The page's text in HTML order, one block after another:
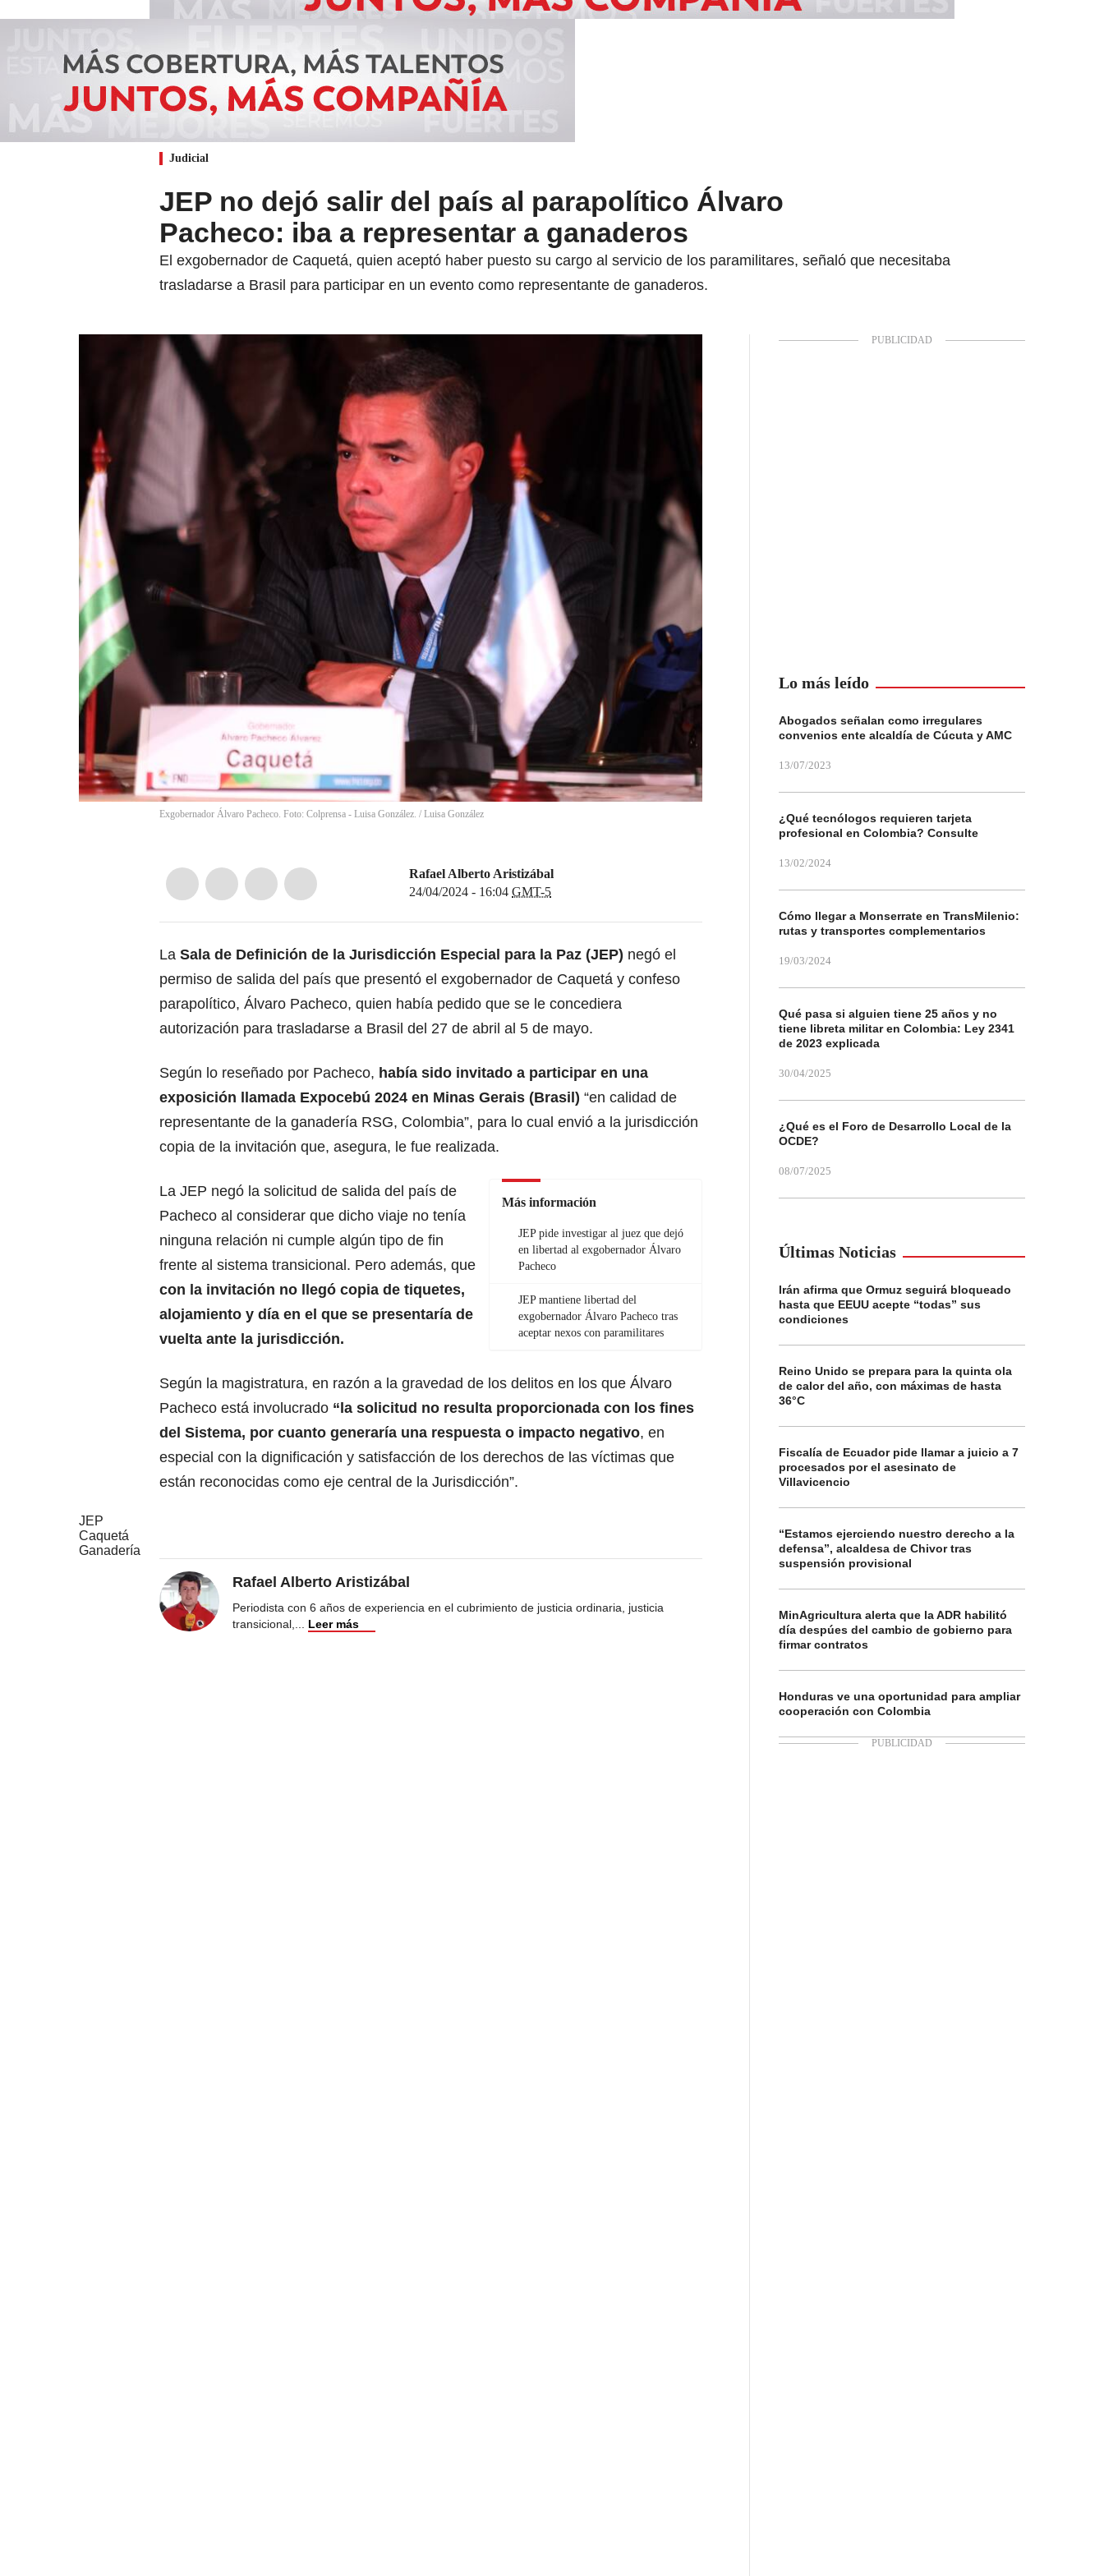
Judicial
JEP no dejó salir del país al parapolítico Álvaro
Pacheco: iba a representar a ganaderos
El exgobernador de Caquetá, quien aceptó haber puesto su cargo al servicio de los paramilitares, señaló que necesitaba
trasladarse a Brasil para participar en un evento como representante de ganaderos.
Exgobernador Álvaro Pacheco. Foto: Colprensa - Luisa González. / Luisa González
Rafael Alberto Aristizábal
24/04/2024 - 16:04 GMT-5
La Sala de Definición de la Jurisdicción Especial para la Paz (JEP) negó el
permiso de salida del país que presentó el exgobernador de Caquetá y confeso
parapolítico, Álvaro Pacheco, quien había pedido que se le concediera
autorización para trasladarse a Brasil del 27 de abril al 5 de mayo.
Según lo reseñado por Pacheco, había sido invitado a participar en una
exposición llamada Expocebú 2024 en Minas Gerais (Brasil) “en calidad de
representante de la ganadería RSG, Colombia”, para lo cual envió a la jurisdicción
copia de la invitación que, asegura, le fue realizada.
Más información
JEP pide investigar al juez que dejó
en libertad al exgobernador Álvaro
Pacheco
JEP mantiene libertad del
exgobernador Álvaro Pacheco tras
aceptar nexos con paramilitares
La JEP negó la solicitud de salida del país de
Pacheco al considerar que dicho viaje no tenía
ninguna relación ni cumple algún tipo de fin
frente al sistema transicional. Pero además, que
con la invitación no llegó copia de tiquetes,
alojamiento y día en el que se presentaría de
vuelta ante la jurisdicción.
Según la magistratura, en razón a la gravedad de los delitos en los que Álvaro
Pacheco está involucrado “la solicitud no resulta proporcionada con los fines
del Sistema, por cuanto generaría una respuesta o impacto negativo, en
especial con la dignificación y satisfacción de los derechos de las víctimas que
están reconocidas como eje central de la Jurisdicción”.
JEP
Caquetá
Ganadería
Rafael Alberto Aristizábal
Periodista con 6 años de experiencia en el cubrimiento de justicia ordinaria, justicia
transicional,... Leer más
Lo más leído
Abogados señalan como irregulares
convenios ente alcaldía de Cúcuta y AMC
13/07/2023
¿Qué tecnólogos requieren tarjeta
profesional en Colombia? Consulte
13/02/2024
Cómo llegar a Monserrate en TransMilenio:
rutas y transportes complementarios
19/03/2024
Qué pasa si alguien tiene 25 años y no
tiene libreta militar en Colombia: Ley 2341
de 2023 explicada
30/04/2025
¿Qué es el Foro de Desarrollo Local de la
OCDE?
08/07/2025
Últimas Noticias
Irán afirma que Ormuz seguirá bloqueado
hasta que EEUU acepte “todas” sus
condiciones
Reino Unido se prepara para la quinta ola
de calor del año, con máximas de hasta
36°C
Fiscalía de Ecuador pide llamar a juicio a 7
procesados por el asesinato de
Villavicencio
“Estamos ejerciendo nuestro derecho a la
defensa”, alcaldesa de Chivor tras
suspensión provisional
MinAgricultura alerta que la ADR habilitó
día despúes del cambio de gobierno para
firmar contratos
Honduras ve una oportunidad para ampliar
cooperación con Colombia